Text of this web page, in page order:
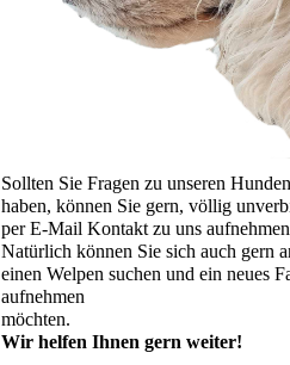
Sollten Sie Fragen zu unseren
haben, können Sie gern, völlig
per E-Mail Kontakt zu uns
Natürlich können Sie sich auch gern
einen Welpen suchen und ein neues
aufnehmen
möchten.
Wir helfen Ihnen gern weiter!